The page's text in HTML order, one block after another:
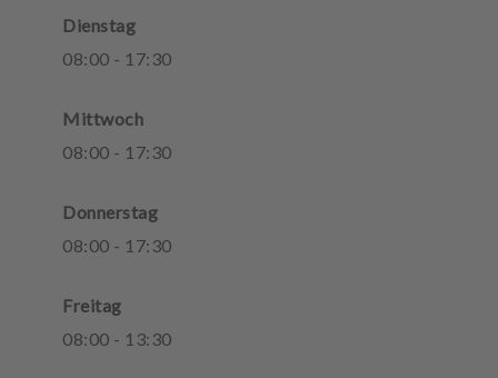
Dienstag
08:00 - 17:30
Mittwoch
08:00 - 17:30
Donnerstag
08:00 - 17:30
Freitag
08:00 - 13:30